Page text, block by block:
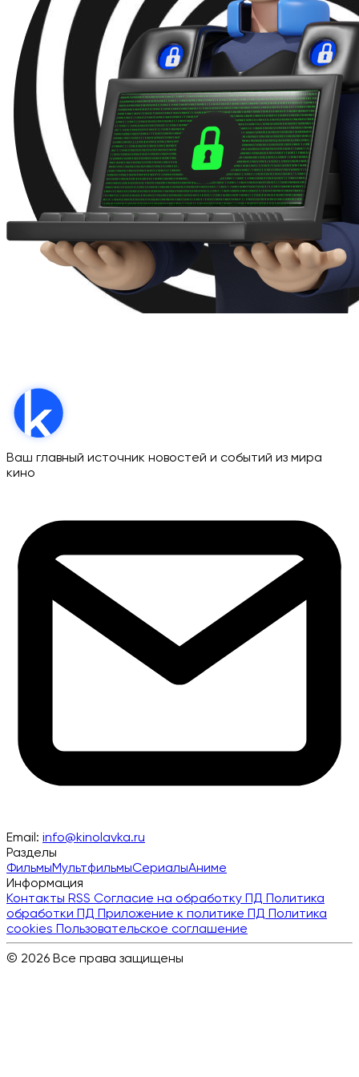
Ваш главный источник новостей и событий из мира
кино
Email: info@kinolavka.ru
Разделы
ФильмыМультфильмыСериалыАниме
Информация
Контакты RSS Согласие на обработку ПД Политика
обработки ПД Приложение к политике ПД Политика
cookies Пользовательское соглашение
© 2026 Все права защищены